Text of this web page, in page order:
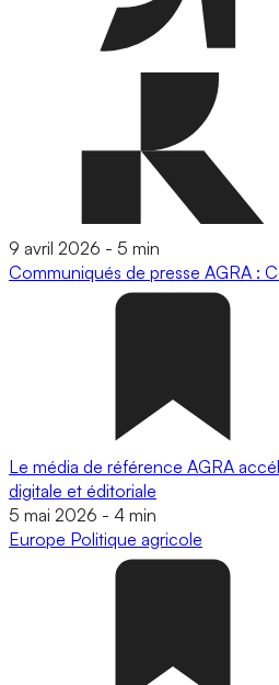
9 avril 2026 - 5 min
Communiqués de presse AGRA :
Le média de référence AGRA
digitale et éditoriale
5 mai 2026 - 4 min
Europe Politique agricole